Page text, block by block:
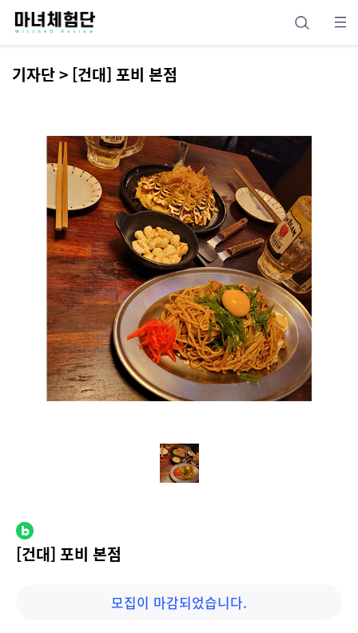
기자단 > [건대] 포비 본점
[건대] 포비 본점
모집이 마감되었습니다.